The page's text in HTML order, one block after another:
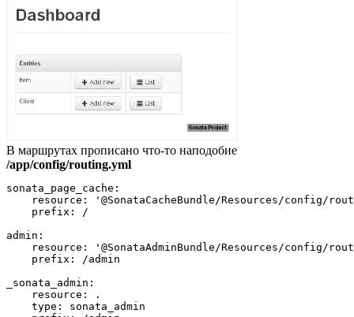
В маршрутах прописано что-то наподобие
/app/config/routing.yml
sonata_page_cache:
resource: '@SonataCacheBundle/Resources/config/
    prefix: /
admin:
resource: '@SonataAdminBundle/Resources/config/
    prefix: /admin
_sonata_admin:
    resource: .
    type: sonata_admin